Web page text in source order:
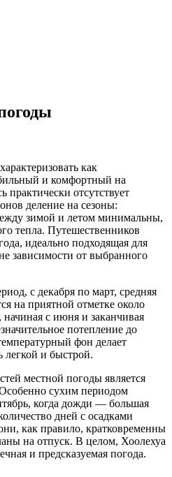
как
и комфортный на
практически отсутствует
деление на сезоны:
зимой и летом минимальны,
тепла. Путешественников
идеально подходящая для
зависимости от выбранного
с декабря по март, средняя
на приятной отметке около
с июня и заканчивая
потепление до
фон делает
легкой и быстрой.
местной погоды является
сухим периодом
когда дожди — большая
дней с осадками
как правило, кратковременны
на отпуск. В целом, Хоолехуа
и предсказуемая погода.